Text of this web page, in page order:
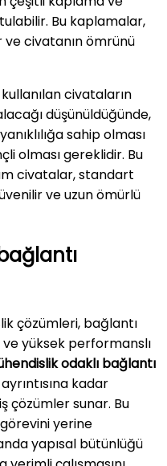
Bu kaplamalar,
ve civatanın ömrünü
civataların
düşünüldüğünde,
sahip olması
olması gereklidir. Bu
civatalar, standart
ve uzun ömürlü
çözümleri, bağlantı
ve yüksek performanslı
odaklı bağlantı
kadar
çözümler sunar. Bu
yerine
yapısal bütünlüğü